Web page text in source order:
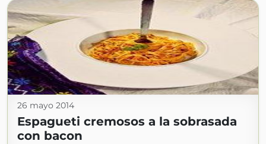
26 mayo 2014
Espagueti cremosos a la sobrasada
con bacon